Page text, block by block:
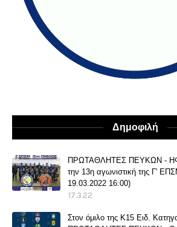
Δημοφιλή
ΠΡΩΤΑΘΛΗΤΕΣ ΠΕΥΚΩΝ -
την 13η αγωνιστική της Γ'
19.03.2022 16:00)
17.3.22
Στον όμιλο της Κ15 Ειδ.